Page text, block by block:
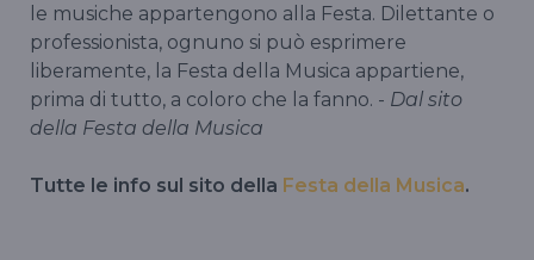
le musiche appartengono alla Festa. Dilettante o
professionista, ognuno si può esprimere
liberamente, la Festa della Musica appartiene,
prima di tutto, a coloro che la fanno. - Dal sito
della Festa della Musica
Tutte le info sul sito della Festa della Musica.